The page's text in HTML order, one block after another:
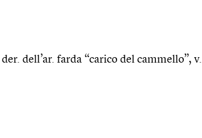
dell’ar. farda “carico del cammello”, v.